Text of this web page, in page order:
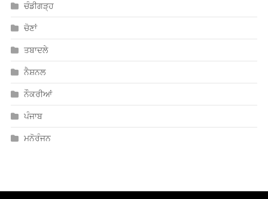
ਚੰਡੀਗੜ੍ਹ
ਚੋਣਾਂ
ਤਬਾਦਲੇ
ਨੈਸ਼ਨਲ
ਨੌਕਰੀਆਂ
ਪੰਜਾਬ
ਮਨੋਰੰਜਨ